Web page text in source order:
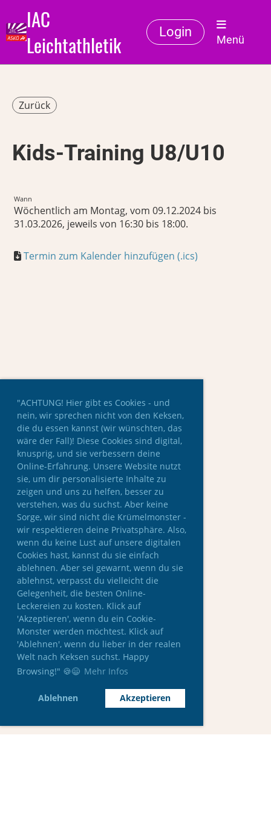
"ACHTUNG! Hier gibt es Cookies - und
nein, wir sprechen nicht von den Keksen,
die du essen kannst (wir wünschten, das
wäre der Fall)! Diese Cookies sind digital,
knusprig, und sie verbessern deine
Online-Erfahrung. Unsere Website nutzt
sie, um dir personalisierte Inhalte zu
zeigen und uns zu helfen, besser zu
verstehen, was du suchst. Aber keine
Sorge, wir sind nicht die Krümelmonster -
wir respektieren deine Privatsphäre. Also,
wenn du keine Lust auf unsere digitalen
Cookies hast, kannst du sie einfach
ablehnen. Aber sei gewarnt, wenn du sie
ablehnst, verpasst du vielleicht die
Gelegenheit, die besten Online-
Leckereien zu kosten. Klick auf
'Akzeptieren', wenn du ein Cookie-
Monster werden möchtest. Klick auf
'Ablehnen', wenn du lieber in der realen
Welt nach Keksen suchst. Happy
Browsing!" 🍪😄 Mehr Infos
Ablehnen Akzeptieren
IAC
Leichtathletik
Login
Menü
Zurück
Kids-Training U8/U10
Wann
Wöchentlich am Montag, vom 09.12.2024 bis
31.03.2026, jeweils von 16:30 bis 18:00.
Termin zum Kalender hinzufügen (.ics)